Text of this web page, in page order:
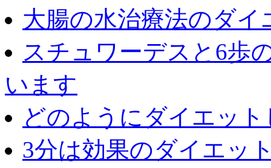
大腸の水治療法のダイ
スチュワーデスと6歩
います
どのようにダイエッ
3分は効果のダイエッ